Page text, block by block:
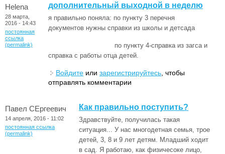
Helena
28 марта,
2016 - 14:43
постоянная
ссылка
(permalink)
дополнительный выходной в неделю
я правильно поняла: по пункту 3 перечня
документов нужны справки из школы и детсада
по пункту 4-справка из загса и
справка с работы отца детей.
Войдите или зарегистрируйтесь , чтобы
отправлять комментарии
Павел СЕргеевич
14 апреля, 2016 - 11:02
постоянная ссылка
(permalink)
Как правильно поступить?
Здравствуйте, получилась такая
ситуация... У нас многодетная семья, трое
детей, 3, 8 и 9 лет детям. Младший ходит
в сад. Я работаю, как физичесоке лицо,